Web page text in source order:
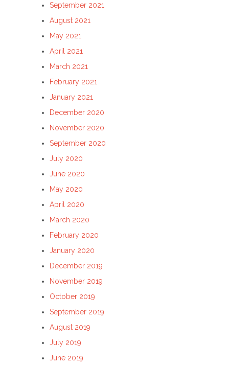
September 2021
August 2021
May 2021
April 2021
March 2021
February 2021
January 2021
December 2020
November 2020
September 2020
July 2020
June 2020
May 2020
April 2020
March 2020
February 2020
January 2020
December 2019
November 2019
October 2019
September 2019
August 2019
July 2019
June 2019